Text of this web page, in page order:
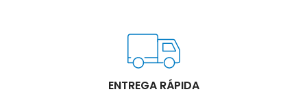
ENTREGA RÁPIDA